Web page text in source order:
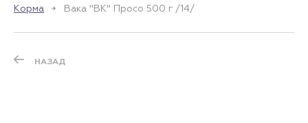
Корма
Вака "ВК" Просо 500 г /14/
НАЗАД